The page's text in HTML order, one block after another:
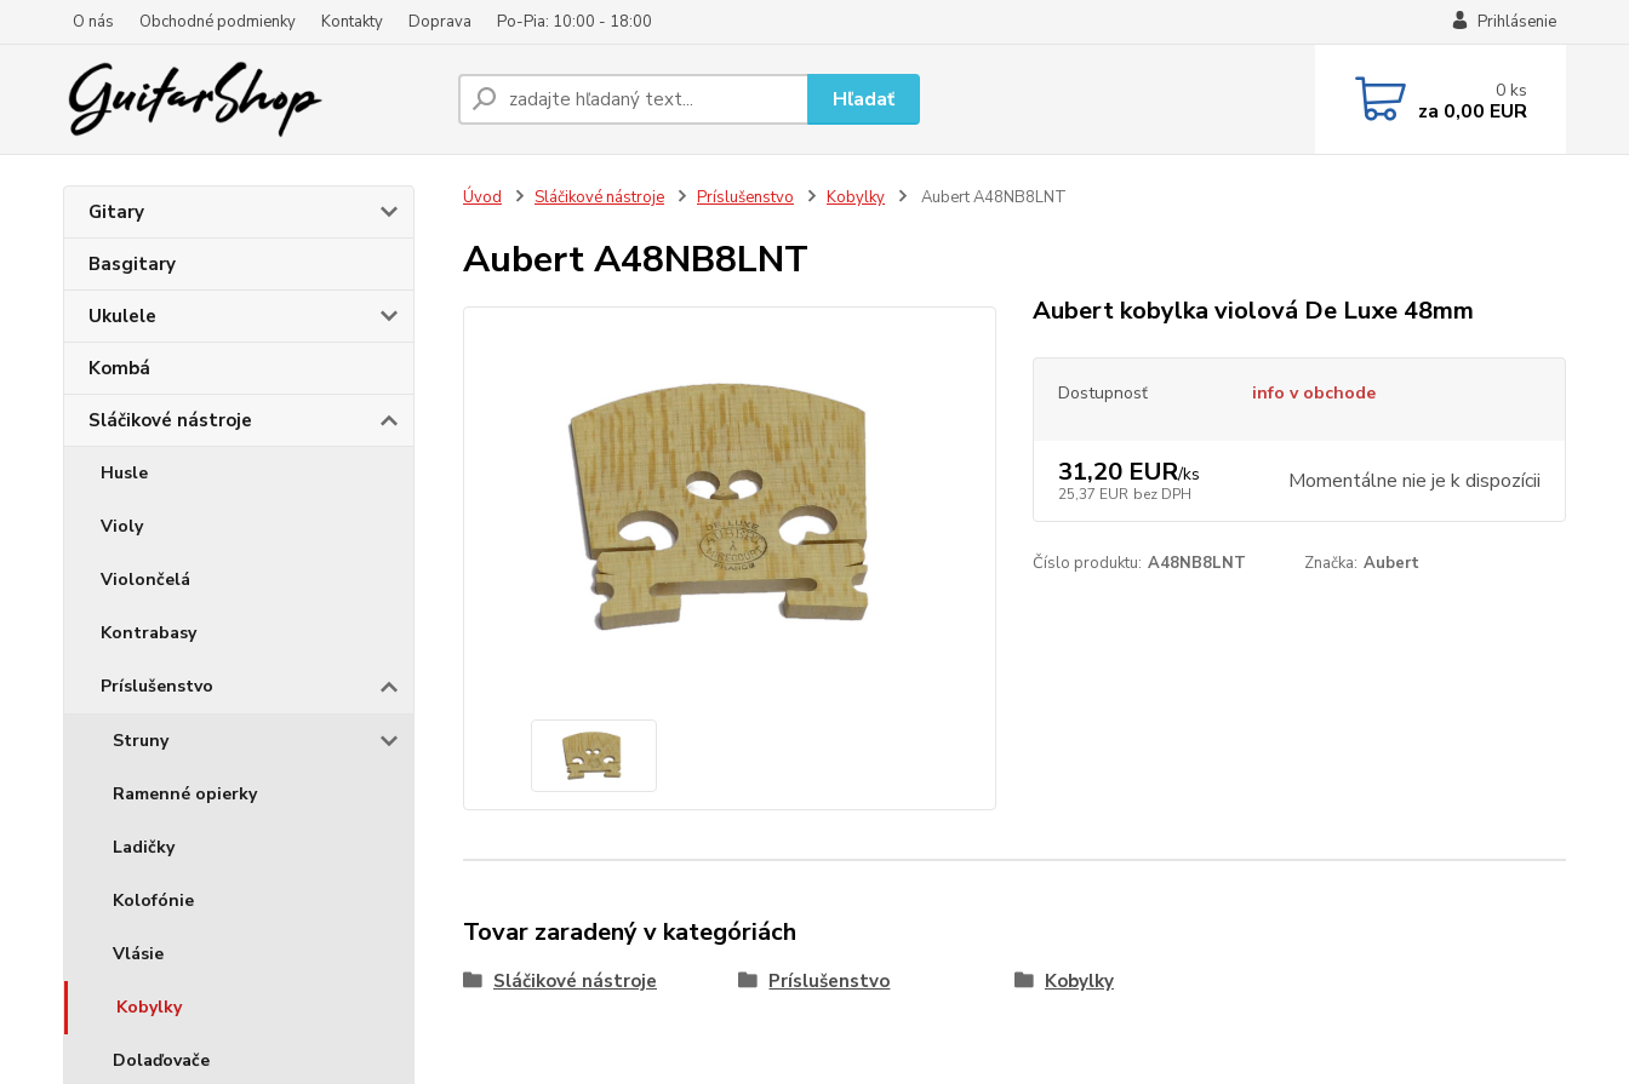
O nás Obchodné podmienky Kontakty Doprava Po-Pia: 10:00 - 18:00 Prihlásenie
Hľadať 0 ks
za 0,00 EUR
Gitary
Basgitary
Ukulele
Kombá
Sláčikové nástroje
Husle
Violy
Violončelá
Kontrabasy
Príslušenstvo
Struny
Ramenné opierky
Ladičky
Kolofónie
Vlásie
Kobylky
Dolaďovače
Úvod Sláčikové nástroje Príslušenstvo Kobylky Aubert A48NB8LNT
Aubert A48NB8LNT
Aubert kobylka violová De Luxe 48mm
Dostupnosť info v obchode
31,20 EUR/ks
25,37 EUR bez DPH Momentálne nie je k dispozícii
Číslo produktu: A48NB8LNT Značka: Aubert
Tovar zaradený v kategóriách
Sláčikové nástroje Príslušenstvo Kobylky